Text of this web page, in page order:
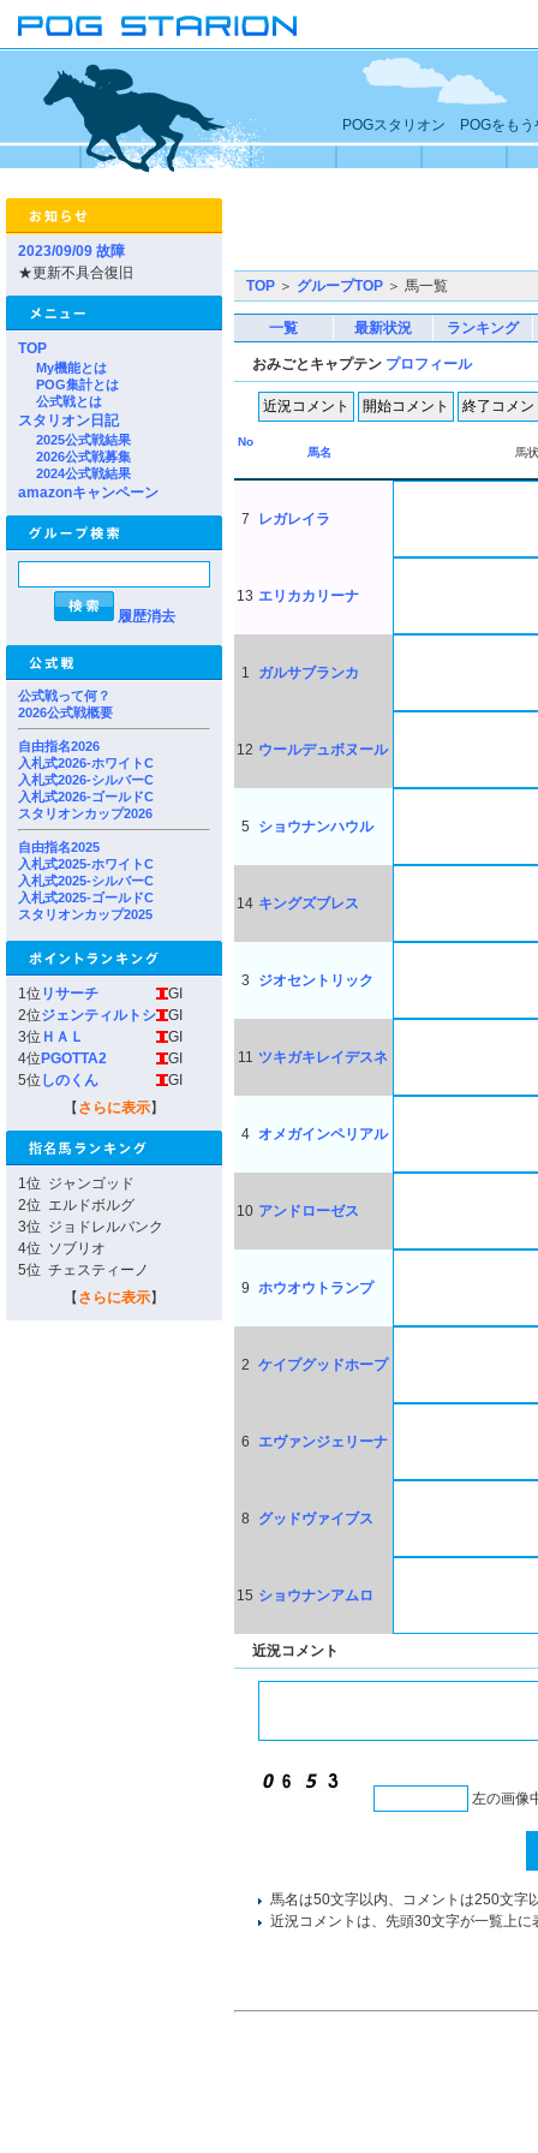
POGスタリオン POGをもう
2023/09/09 故障
★更新不具合復旧
TOP
My機能とは
POG集計とは
公式戦とは
スタリオン日記
2025公式戦結果
2026公式戦募集
2024公式戦結果
amazonキャンペーン
履歴消去
公式戦って何？
2026公式戦概要
自由指名2026
入札式2026-ホワイトC
入札式2026-シルバーC
入札式2026-ゴールドC
スタリオンカップ2026
自由指名2025
入札式2025-ホワイトC
入札式2025-シルバーC
入札式2025-ゴールドC
スタリオンカップ2025
1位 リサーチ
GI
2位ジェンティルトシ
GI
3位 ＨＡＬ
GI
4位 PGOTTA2
GI
5位 しのくん
GI
【 さらに表示】
1位 ジャンゴッド
2位 エルドボルグ
3位 ジョドレルバンク
4位 ソブリオ
5位 チェスティーノ
【 さらに表示】
TOP ＞ グループTOP ＞ 馬一覧
一覧 最新状況 ランキング
おみごとキャプテン プロフィール
No
馬名
馬
7 レガレイラ
13 エリカカリーナ
1 ガルサブランカ
12 ウールデュボヌール
5 ショウナンハウル
14 キングズブレス
3 ジオセントリック
11 ツキガキレイデスネ
4 オメガインペリアル
10 アンドローゼス
9 ホウオウトランプ
2 ケイプグッドホープ
6 エヴァンジェリーナ
8 グッドヴァイブス
15 ショウナンアムロ
近況コメント
左の画像
馬名は50文字以内、コメントは250文字
近況コメントは、先頭30文字が一覧上に